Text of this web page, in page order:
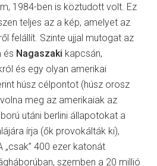
1984-ben is köztudott volt. Ez
teljes az a kép, amelyet az
felállít. Szinte ujjal mutogat az
és Nagaszaki kapcsán,
és egy olyan amerikai
húsz célpontot (húsz orosz
meg az amerikaiak az
utáni berlini állapotokat a
írja (ők provokálták ki),
„csak” 400 ezer katonát
szemben a 20 millió